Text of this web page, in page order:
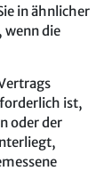
in ähnlicher
wenn die
ist,
oder der